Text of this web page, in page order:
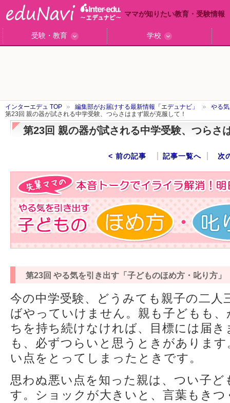
ママが知りたい教育・受験情報
受験・教育
学校
インターエデュ TOP 編集部がお届けする最新情報「エデュナビ」
やる
第23回 親の器が試される中学受験、つらさはまず親が克服して！
第23回 親の器が試される中学受験、つらさ
< 前の記事 記事一覧へ 次
第23回 やる気を引き出す「子どものほめ方・叱り方」
今の中学受験、どうみても親子の二人
ばやっていけません。親も子どもも
ちを持ち続けなければ、目標には届
も、必ずつらいと思うときがありま
い点をとってしまったときです。
思わぬ悪い点を知った親は、つい子
す。ショックが大きいと、言葉もき